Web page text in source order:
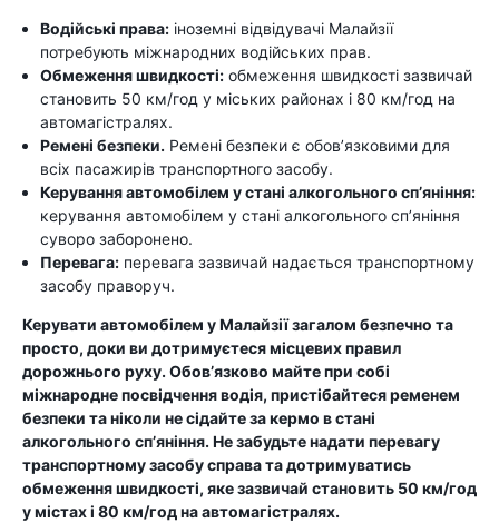
Водійські права: іноземні відвідувачі Малайзії
потребують міжнародних водійських прав.
Обмеження швидкості: обмеження швидкості зазвичай
становить 50 км/год у міських районах і 80 км/год на
автомагістралях.
Ремені безпеки. Ремені безпеки є обов’язковими для
всіх пасажирів транспортного засобу.
Керування автомобілем у стані алкогольного сп’яніння:
керування автомобілем у стані алкогольного сп’яніння
суворо заборонено.
Перевага: перевага зазвичай надається транспортному
засобу праворуч.
Керувати автомобілем у Малайзії загалом безпечно та
просто, доки ви дотримуєтеся місцевих правил
дорожнього руху. Обов’язково майте при собі
міжнародне посвідчення водія, пристібайтеся ременем
безпеки та ніколи не сідайте за кермо в стані
алкогольного сп’яніння. Не забудьте надати перевагу
транспортному засобу справа та дотримуватись
обмеження швидкості, яке зазвичай становить 50 км/год
у містах і 80 км/год на автомагістралях.